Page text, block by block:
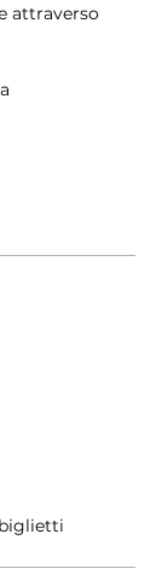
attraverso